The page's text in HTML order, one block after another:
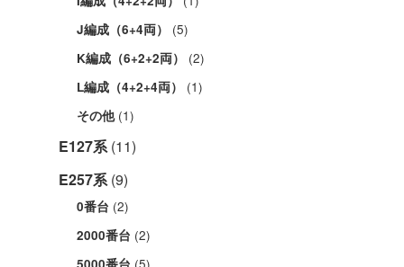
J編成（6+4両） (5)
K編成（6+2+2両） (2)
L編成（4+2+4両） (1)
その他(1)
E127系 (11)
E257系 (9)
0番台 (2)
2000番台 (2)
5000番台 (5)